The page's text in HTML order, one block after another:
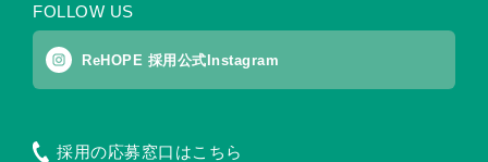
FOLLOW US
ReHOPE 採用公式Instagram
採用の応募窓口はこちら